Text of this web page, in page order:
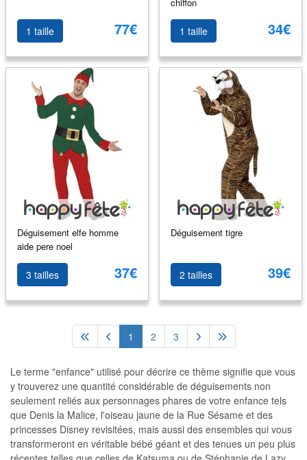
1 taille 77€ 1 taille 34€
Déguisement elfe homme
aide pere noel
3 tailles 37€
Déguisement tigre
2 tailles 39€
1 2 3
Le terme "enfance" utilisé pour décrire ce thème signifie que vous
y trouverez une quantité considérable de déguisements non
seulement reliés aux personnages phares de votre enfance tels
que Denis la Malice, l'oiseau jaune de la Rue Sésame et des
princesses Disney revisitées, mais aussi des ensembles qui vous
transformeront en véritable bébé géant et des tenues un peu plus